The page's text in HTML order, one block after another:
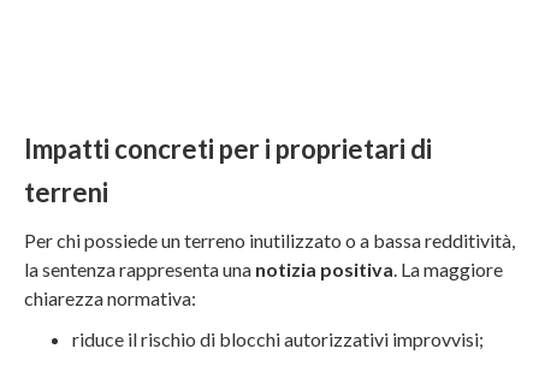
Impatti concreti per i proprietari di
terreni
Per chi possiede un terreno inutilizzato o a bassa redditività,
la sentenza rappresenta una notizia positiva. La maggiore
chiarezza normativa:
riduce il rischio di blocchi autorizzativi improvvisi;